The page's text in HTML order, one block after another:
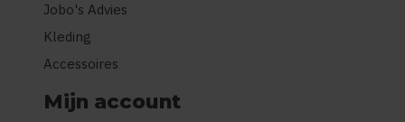
Jobo's Advies
Kleding
Accessoires
Mijn account